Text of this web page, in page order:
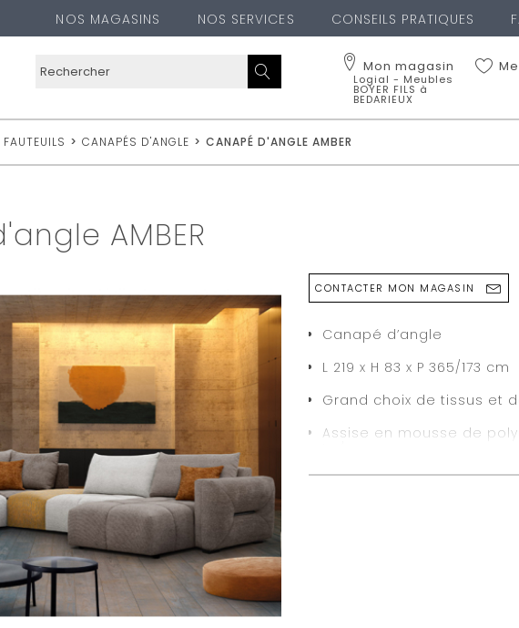
NOS MAGASINS NOS SERVICES CONSEILS PRATIQUES
Mon magasin
Logial - Meubles
BOYER FILS à
BEDARIEUX
Logial - Meubles BOYER
OUBLIER CE MAGASIN
> CANAPÉS D'ANGLE > CANAPÉ D'ANGLE AMBER
AMBER
CONTACTER MON MAGASIN
Canapé d’angle
L 219 x H 83 x P 365/173 cm
Grand choix de tissus et
Assise en mousse de
Dossier 50 % de flocons